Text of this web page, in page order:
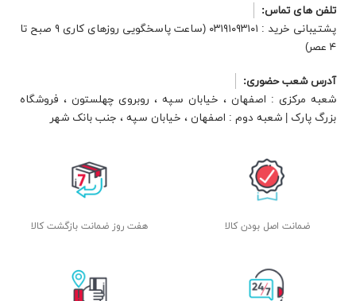
تلفن های تماس:
پشتیبانی خرید : ۰۳۱۹۱۰۹۳۱۰۱ (ساعت پاسخگویی روزهای کاری ۹ صبح تا
۴ عصر)
آدرس شعب حضوری:
شعبه مرکزی : اصفهان ، خیابان سپه ، روبروی چهلستون ، فروشگاه
بزرگ پارک | شعبه دوم : اصفهان ، خیابان سپه ، جنب بانک شهر
ضمانت اصل بودن کالا هفت روز ضمانت بازگشت کالا